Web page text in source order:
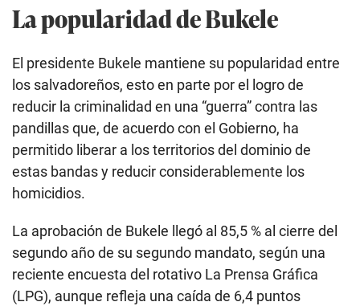
La popularidad de Bukele
El presidente Bukele mantiene su popularidad entre
los salvadoreños, esto en parte por el logro de
reducir la criminalidad en una “guerra” contra las
pandillas que, de acuerdo con el Gobierno, ha
permitido liberar a los territorios del dominio de
estas bandas y reducir considerablemente los
homicidios.
La aprobación de Bukele llegó al 85,5 % al cierre del
segundo año de su segundo mandato, según una
reciente encuesta del rotativo La Prensa Gráfica
(LPG), aunque refleja una caída de 6,4 puntos